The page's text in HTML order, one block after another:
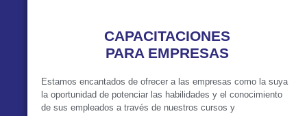
CAPACITACIONES
PARA EMPRESAS
Estamos encantados de ofrecer a las empresas como la suya
la oportunidad de potenciar las habilidades y el conocimiento
de sus empleados a través de nuestros cursos y